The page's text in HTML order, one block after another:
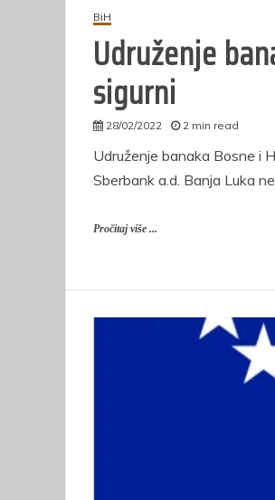
BiH
Udruženje
sigurni
28/02/2022
2 min read
Udruženje banaka Bosne i
Sberbank a.d. Banja Luka
Pročitaj više ...